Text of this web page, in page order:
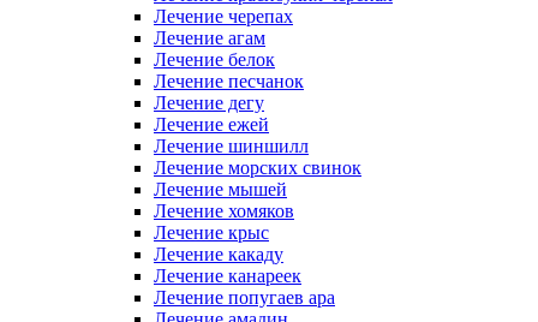
Лечение черепах
Лечение агам
Лечение белок
Лечение песчанок
Лечение дегу
Лечение ежей
Лечение шиншилл
Лечение морских свинок
Лечение мышей
Лечение хомяков
Лечение крыс
Лечение какаду
Лечение канареек
Лечение попугаев ара